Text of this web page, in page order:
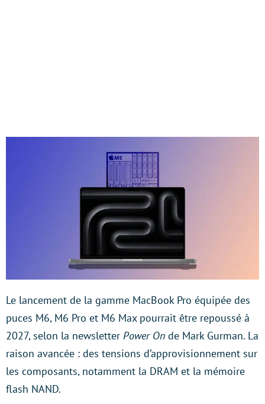
Le lancement de la gamme MacBook Pro équipée des
puces M6, M6 Pro et M6 Max pourrait être repoussé à
2027, selon la newsletter Power On de Mark Gurman. La
raison avancée : des tensions d’approvisionnement sur
les composants, notamment la DRAM et la mémoire
flash NAND.